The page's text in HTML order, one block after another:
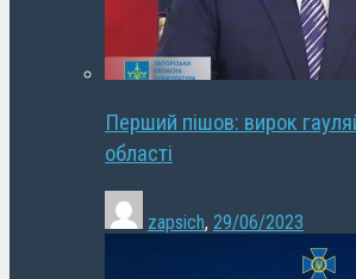
Перший пішов: вирок
області
zapsich, 29/06/2023